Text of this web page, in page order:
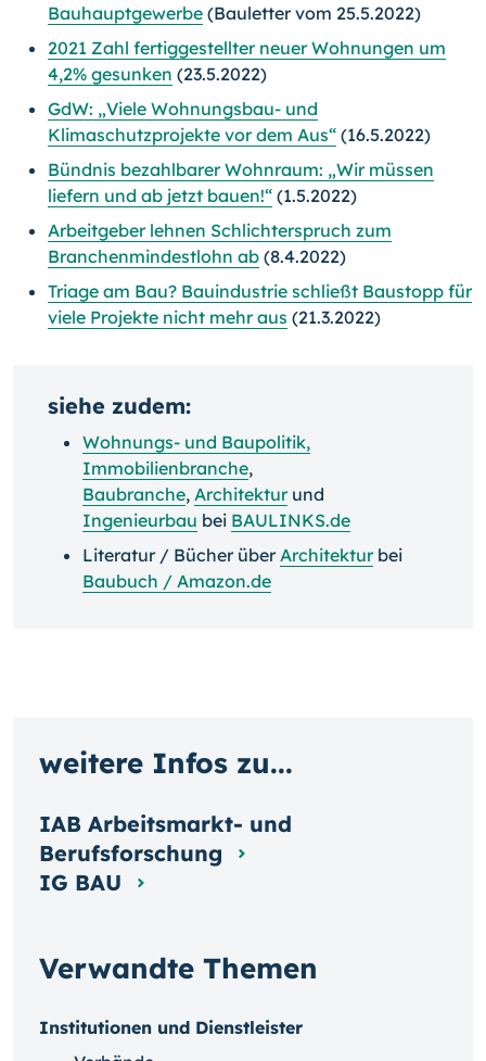
Bauhauptgewerbe (Bauletter vom 25.5.2022)
2021 Zahl fertiggestellter neuer Wohnungen um
4,2% gesunken (23.5.2022)
GdW: „Viele Wohnungsbau- und
Klimaschutzprojekte vor dem Aus“ (16.5.2022)
Bündnis bezahlbarer Wohnraum: „Wir müssen
liefern und ab jetzt bauen!“ (1.5.2022)
Arbeitgeber lehnen Schlichterspruch zum
Branchenmindestlohn ab (8.4.2022)
Triage am Bau? Bauindustrie schließt Baustopp für
viele Projekte nicht mehr aus (21.3.2022)
siehe zudem:
Wohnungs- und Baupolitik,
Immobilienbranche,
Baubranche, Architekturund
Ingenieurbau bei BAULINKS.de
Literatur / Bücher über Architekturbei
Baubuch / Amazon.de
Verwandte Themen
Institutionen und Dienstleister
weitere Infos zu...
IAB Arbeitsmarkt- und
Berufsforschung
IG BAU